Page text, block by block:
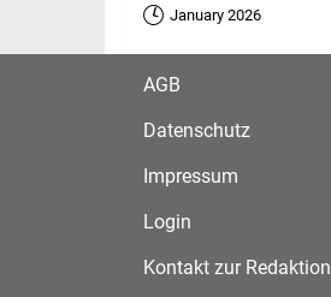
January 2026
AGB
Datenschutz
Impressum
Login
Kontakt zur Redaktion